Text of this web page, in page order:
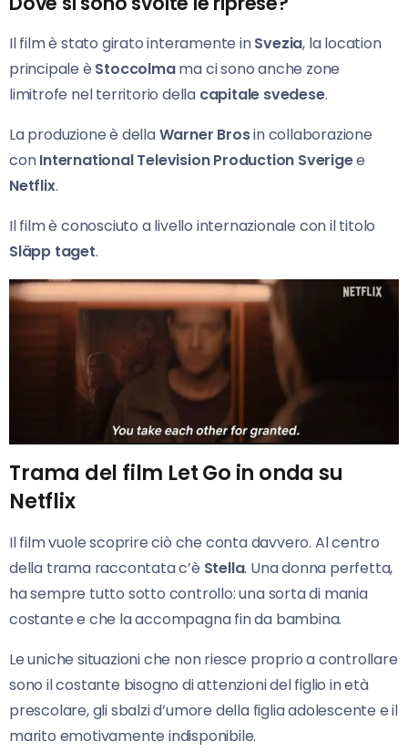
Il film è stato girato interamente inSvezia, la location
principale è Stoccolmama ci sono anche zone
limitrofe nel territorio della capitale svedese.
La produzione è dellaWarner Brosin collaborazione
conInternational Television Production Sverigee
Netflix.
Il film è conosciuto a livello internazionale con il titolo
Släpp taget.
Trama del film Let Go in onda su
Netflix
Il film vuole scoprire ciò che conta davvero. Al centro
della trama raccontata c’è Stella. Una donna perfetta,
ha sempre tutto sotto controllo: una sorta di mania
costante e che la accompagna fin da bambina.
Le uniche situazioni che non riesce proprio a controllare
sono il costante bisogno di attenzioni del figlio in età
prescolare, gli sbalzi d’umore della figlia adolescente e il
marito emotivamente indisponibile.